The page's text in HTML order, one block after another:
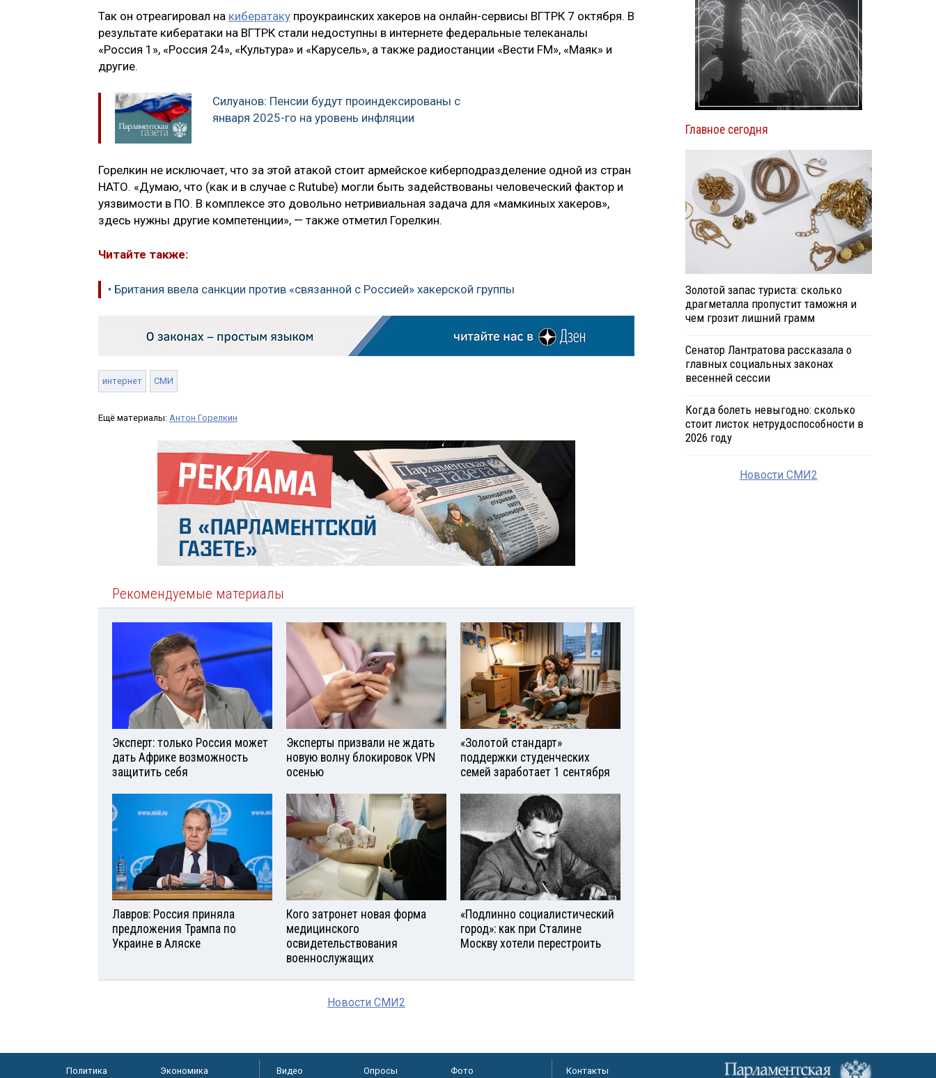
Так он отреагировал на кибератаку проукраинских хакеров на онлайн-сервисы ВГТРК 7 октября. В
результате кибератаки на ВГТРК стали недоступны в интернете федеральные телеканалы
«Россия 1», «Россия 24», «Культура» и «Карусель», а также радиостанции «Вести FM», «Маяк» и
другие.
Силуанов: Пенсии будут проиндексированы с
января 2025-го на уровень инфляции
Горелкин не исключает, что за этой атакой стоит армейское киберподразделение одной из стран
НАТО. «Думаю, что (как и в случае с Rutube) могли быть задействованы человеческий фактор и
уязвимости в ПО. В комплексе это довольно нетривиальная задача для «мамкиных хакеров»,
здесь нужны другие компетенции», — также отметил Горелкин.
Читайте также:
• Британия ввела санкции против «связанной с Россией» хакерской группы
интернет СМИ
Ещё материалы: Антон Горелкин
Рекомендуемые материалы
Эксперт: только Россия может
дать Африке возможность
защитить себя
Эксперты призвали не ждать
новую волну блокировок VPN
осенью
«Золотой стандарт»
поддержки студенческих
семей заработает 1 сентября
Лавров: Россия приняла
предложения Трампа по
Украине в Аляске
Кого затронет новая форма
медицинского
освидетельствования
военнослужащих
«Подлинно социалистический
город»: как при Сталине
Москву хотели перестроить
Новости СМИ2
Главное сегодня
Золотой запас туриста: сколько
драгметалла пропустит таможня и
чем грозит лишний грамм
Сенатор Лантратова рассказала о
главных социальных законах
весенней сессии
Когда болеть невыгодно: сколько
стоит листок нетрудоспособности в
2026 году
Новости СМИ2
Политика Экономика Видео Опросы Фото Контакты